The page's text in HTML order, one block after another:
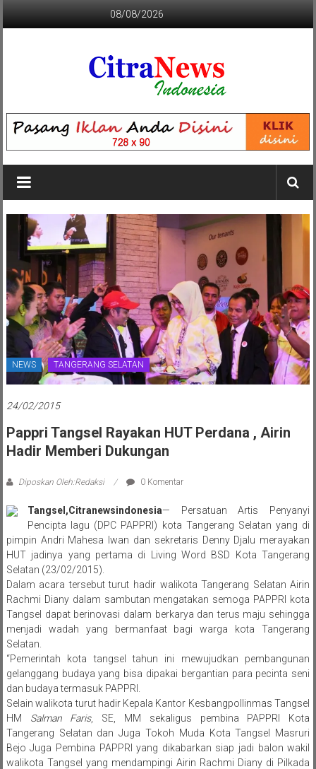
08/08/2026
CITRANEWS
INDONESIA
BERANI
DAN
KRISTIS
NEWS TANGERANG SELATAN
24/02/2015
Pappri Tangsel Rayakan HUT Perdana , Airin
Hadir Memberi Dukungan
Diposkan Oleh:Redaksi 0 Komentar
Tangsel,Citranewsindonesia— Persatuan Artis Penyanyi
Pencipta lagu (DPC PAPPRI) kota Tangerang Selatan yang di
pimpin Andri Mahesa Iwan dan sekretaris Denny Djalu merayakan
HUT jadinya yang pertama di Living Word BSD Kota Tangerang
Selatan (23/02/2015).
Dalam acara tersebut turut hadir walikota Tangerang Selatan Airin
Rachmi Diany dalam sambutan mengatakan semoga PAPPRI kota
Tangsel dapat berinovasi dalam berkarya dan terus maju sehingga
menjadi wadah yang bermanfaat bagi warga kota Tangerang
Selatan.
“Pemerintah kota tangsel tahun ini mewujudkan pembangunan
gelanggang budaya yang bisa dipakai bergantian para pecinta seni
dan budaya termasuk PAPPRI.
Selain walikota turut hadir Kepala Kantor Kesbangpollinmas Tangsel
HM Salman Faris, SE, MM sekaligus pembina PAPPRI Kota
Tangerang Selatan dan Juga Tokoh Muda Kota Tangsel Masruri
Bejo Juga Pembina PAPPRI yang dikabarkan siap jadi balon wakil
walikota Tangsel yang mendampingi Airin Rachmi Diany di Pilkada